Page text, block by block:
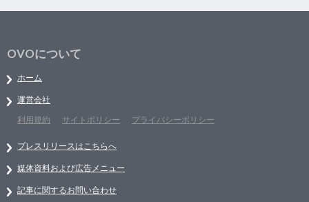
OVOについて
ホーム
運営会社
利用規約
サイトポリシー プライバシーポリシー
プレスリリースはこちらへ
媒体資料および広告メニュー
記事に関するお問い合わせ